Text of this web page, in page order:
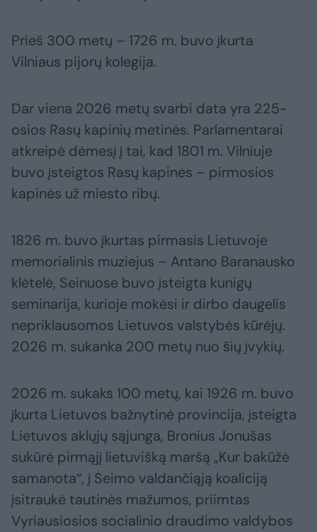
Prieš 300 metų – 1726 m. buvo įkurta
Vilniaus pijorų kolegija.
Dar viena 2026 metų svarbi data yra 225-
osios Rasų kapinių metinės. Parlamentarai
atkreipė dėmesį į tai, kad 1801 m. Vilniuje
buvo įsteigtos Rasų kapinės – pirmosios
kapinės už miesto ribų.
1826 m. buvo įkurtas pirmasis Lietuvoje
memorialinis muziejus – Antano Baranausko
klėtelė, Seinuose buvo įsteigta kunigų
seminarija, kurioje mokėsi ir dirbo daugelis
nepriklausomos Lietuvos valstybės kūrėjų.
2026 m. sukanka 200 metų nuo šių įvykių.
2026 m. sukaks 100 metų, kai 1926 m. buvo
įkurta Lietuvos bažnytinė provincija, įsteigta
Lietuvos aklųjų sąjunga, Bronius Jonušas
sukūrė pirmąjį lietuvišką maršą „Kur bakūžė
samanota“, į Seimo valdančiąją koaliciją
įsitraukė tautinės mažumos, priimtas
Vyriausiosios socialinio draudimo valdybos